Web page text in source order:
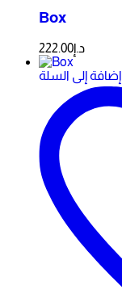
Box
د.إ222.00
إضافة إلى السلة